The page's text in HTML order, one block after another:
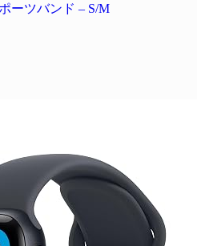
ーツバンド – S/M